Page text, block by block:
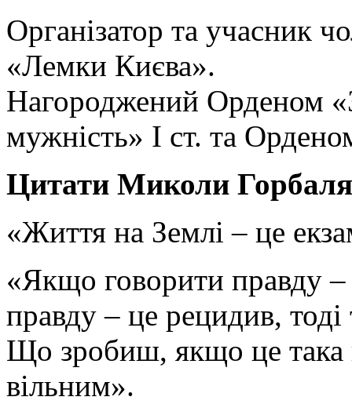
Організатор та учасник
«Лемки Києва».
Нагороджений Орденом
мужність» I ст. та
Цитати Миколи
«Життя на Землі – це
«Якщо говорити правду
правду – це рецидив, тоді
Що зробиш, якщо це така
вільним».